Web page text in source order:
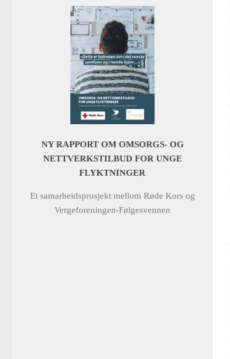
NY RAPPORT OM OMSORGS- OG
NETTVERKSTILBUD FOR UNGE
FLYKTNINGER
Et samarbeidsprosjekt mellom Røde Kors og
Vergeforeningen-Følgesvennen